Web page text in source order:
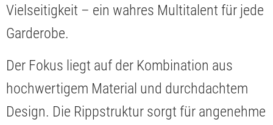
Vielseitigkeit – ein wahres Multitalent für jede
Garderobe.
Der Fokus liegt auf der Kombination aus
hochwertigem Material und durchdachtem
Design. Die Rippstruktur sorgt für angenehme